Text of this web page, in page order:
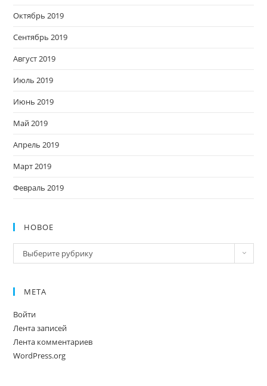
Октябрь 2019
Сентябрь 2019
Август 2019
Июль 2019
Июнь 2019
Май 2019
Апрель 2019
Март 2019
Февраль 2019
НОВОЕ
Новое
Выберите рубрику
МЕТА
Войти
Лента записей
Лента комментариев
WordPress.org